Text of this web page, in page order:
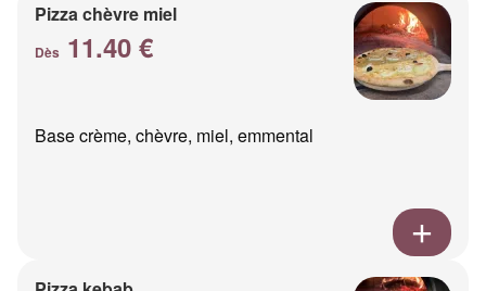
Pizza chèvre miel
Dès 11.40 €
Base crème, chèvre, miel, emmental